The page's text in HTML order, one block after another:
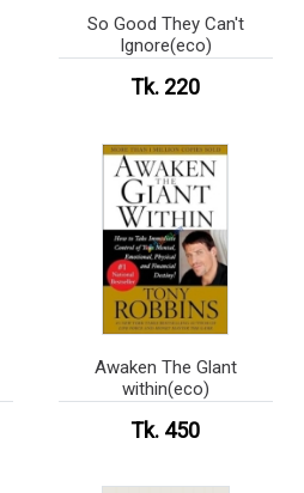
So Good They Can't
Ignore(eco)
Tk. 220
Awaken The Glant
within(eco)
Tk. 450